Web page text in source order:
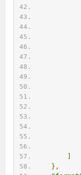
]
},